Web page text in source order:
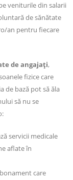
veniturile din salarii
de sănătate
an pentru fiecare
de angajaţi,
fizice care
de bază pot să ăla
să nu se
servicii medicale
aflate în
care